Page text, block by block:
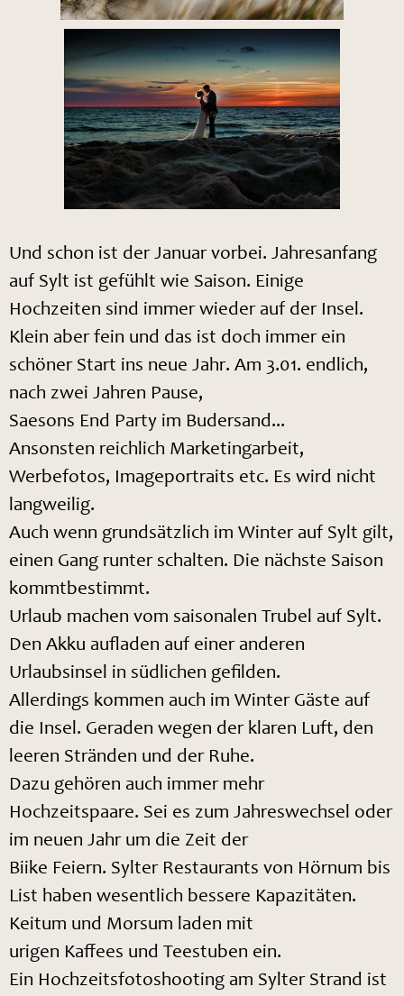
Und schon ist der Januar vorbei. Jahresanfang
auf Sylt ist gefühlt wie Saison. Einige
Hochzeiten sind immer wieder auf der Insel.
Klein aber fein und das ist doch immer ein
schöner Start ins neue Jahr. Am 3.01. endlich,
nach zwei Jahren Pause,
Saesons End Party im Budersand...
Ansonsten reichlich Marketingarbeit,
Werbefotos, Imageportraits etc. Es wird nicht
langweilig.
Auch wenn grundsätzlich im Winter auf Sylt gilt,
einen Gang runter schalten. Die nächste Saison
kommtbestimmt.
Urlaub machen vom saisonalen Trubel auf Sylt.
Den Akku aufladen auf einer anderen
Urlaubsinsel in südlichen gefilden.
Allerdings kommen auch im Winter Gäste auf
die Insel. Geraden wegen der klaren Luft, den
leeren Stränden und der Ruhe.
Dazu gehören auch immer mehr
Hochzeitspaare. Sei es zum Jahreswechsel oder
im neuen Jahr um die Zeit der
Biike Feiern. Sylter Restaurants von Hörnum bis
List haben wesentlich bessere Kapazitäten.
Keitum und Morsum laden mit
urigen Kaffees und Teestuben ein.
Ein Hochzeitsfotoshooting am Sylter Strand ist